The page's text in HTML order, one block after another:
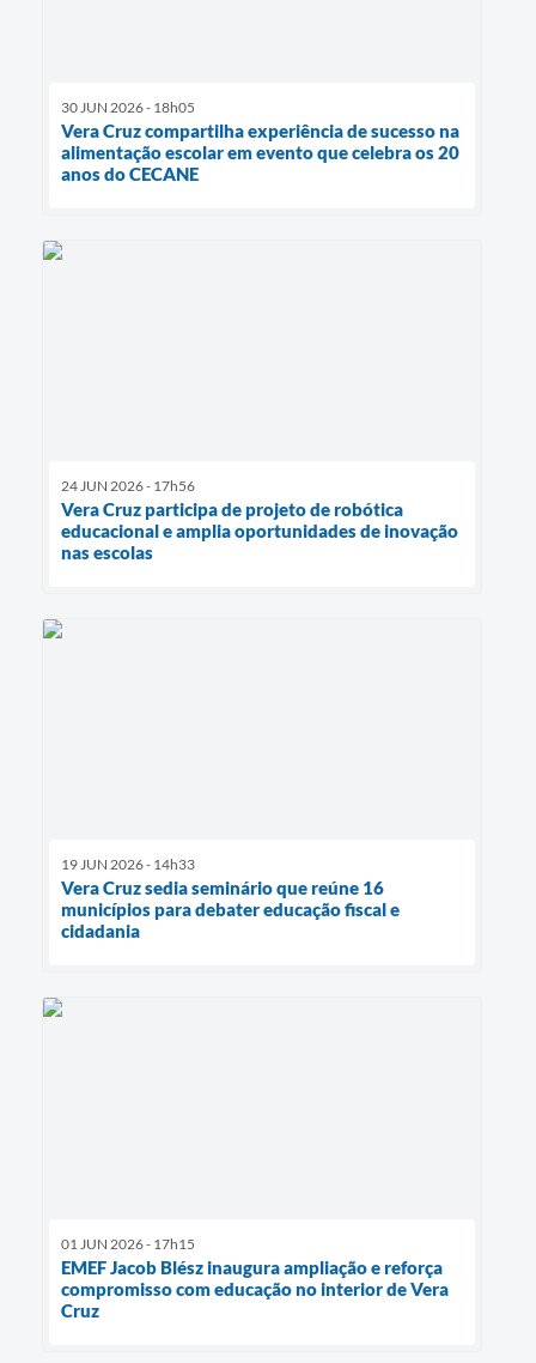
30 JUN 2026 - 18h05
Vera Cruz compartilha experiência de sucesso na
alimentação escolar em evento que celebra os 20
anos do CECANE
24 JUN 2026 - 17h56
Vera Cruz participa de projeto de robótica
educacional e amplia oportunidades de inovação
nas escolas
19 JUN 2026 - 14h33
Vera Cruz sedia seminário que reúne 16
municípios para debater educação fiscal e
cidadania
01 JUN 2026 - 17h15
EMEF Jacob Blész inaugura ampliação e reforça
compromisso com educação no interior de Vera
Cruz